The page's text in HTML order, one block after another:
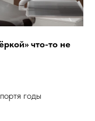
что-то не
годы